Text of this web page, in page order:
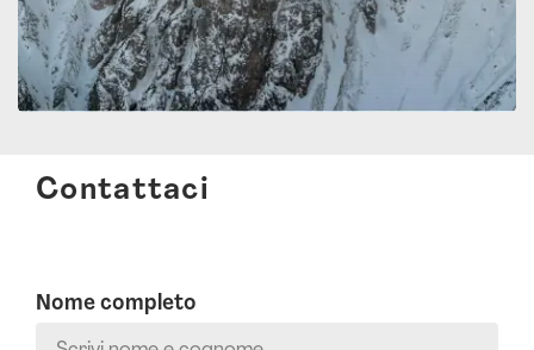
Contattaci
Nome completo